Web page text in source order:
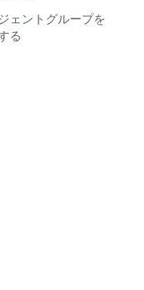
ェントグループを
る